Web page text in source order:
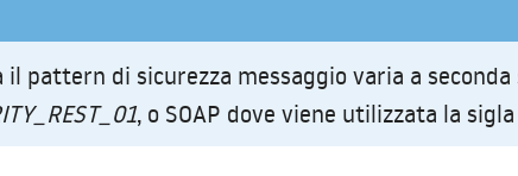
pattern di sicurezza messaggio varia a seconda
, o SOAP dove viene utilizzata la sigla